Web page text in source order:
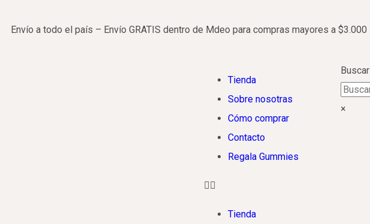
Envío a todo el país – Envío GRATIS dentro de Mdeo para compras mayores a $3.000
Tienda
Sobre nosotras
Cómo comprar
Contacto
Regala Gummies
Tienda
Buscar
×